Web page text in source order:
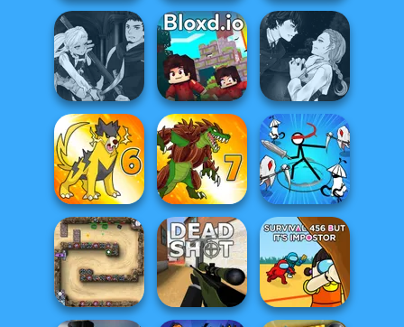
Manga Creator
Vampire Hunter
P...
Manga Creator
Vampire Hunter
P...
Manga Creator
Vampire Hunter
P...
Manga Creator
Vampire Hunter
P...
Bloxd.io
Manga Creator
Vampire Hunter
P...
Dynamons 6 Dynamons 7
Stickman Rogue
Online